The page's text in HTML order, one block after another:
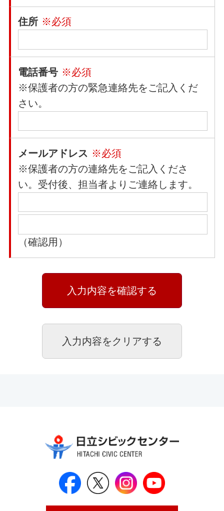
住所 ※必須
電話番号 ※必須
※保護者の方の緊急連絡先をご記入くだ
さい。
メールアドレス ※必須
※保護者の方の連絡先をご記入くださ
い。受付後、担当者よりご連絡します。
（確認用）
日立シビックセンター公式
日立シビックセンター
日立シビックセ